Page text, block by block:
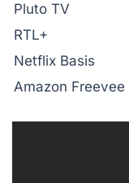
Pluto TV
RTL+
Netflix Basis
Amazon Freevee